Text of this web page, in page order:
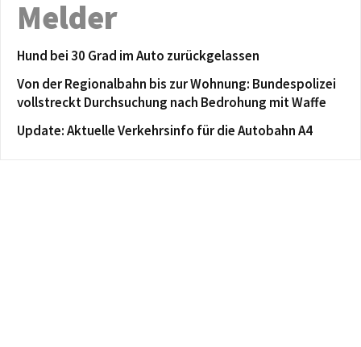
Melder
Hund bei 30 Grad im Auto zurückgelassen
Von der Regionalbahn bis zur Wohnung: Bundespolizei
vollstreckt Durchsuchung nach Bedrohung mit Waffe
Update: Aktuelle Verkehrsinfo für die Autobahn A4